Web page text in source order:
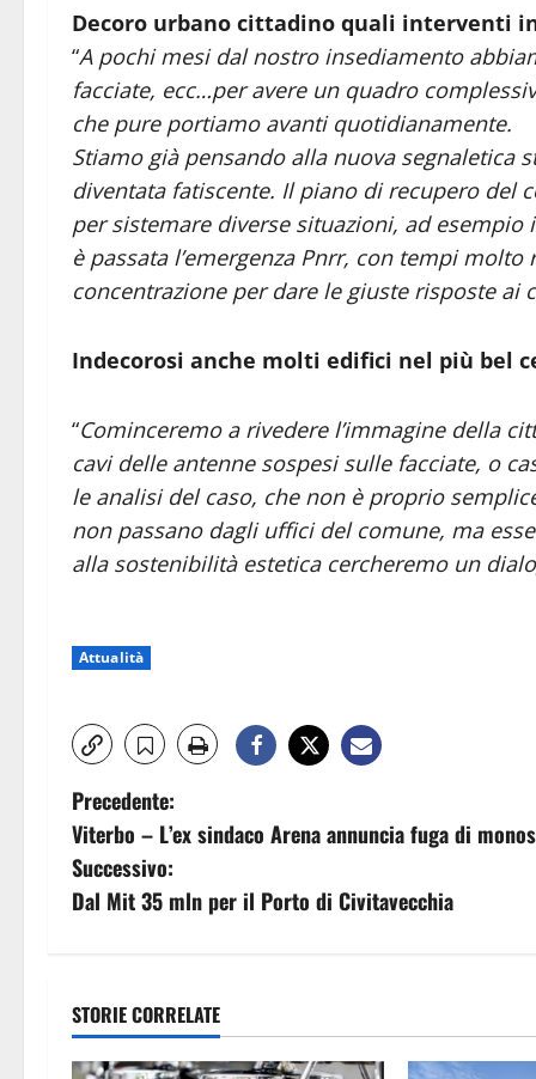
Decoro urbano cittadino quali interventi
“A pochi mesi dal nostro insediamento
facciate, ecc…per avere un quadro
che pure portiamo avanti quotidianamente.
Stiamo già pensando alla nuova segnaletica
diventata fatiscente. Il piano di recupero del
per sistemare diverse situazioni, ad
è passata l’emergenza Pnrr, con tempi
concentrazione per dare le giuste risposte ai
Indecorosi anche molti edifici nel più bel
“Cominceremo a rivedere l’immagine della
cavi delle antenne sospesi sulle facciate, o
le analisi del caso, che non è proprio
non passano dagli uffici del comune, ma
alla sostenibilità estetica cercheremo un
Attualità
N
a
v
g
a
Precedente:
Viterbo – L’ex sindaco Arena annuncia fuga di
Successivo:
Dal Mit 35 mln per il Porto di Civitavecchia
STORIE CORRELATE